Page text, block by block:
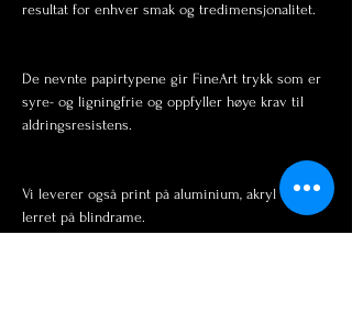
resultat for enhver smak og tredimensjonalitet.
De nevnte papirtypene gir FineArt trykk som er
syre- og ligningfrie og oppfyller høye krav til
aldringsresistens.
Vi leverer også print på aluminium, akryl og